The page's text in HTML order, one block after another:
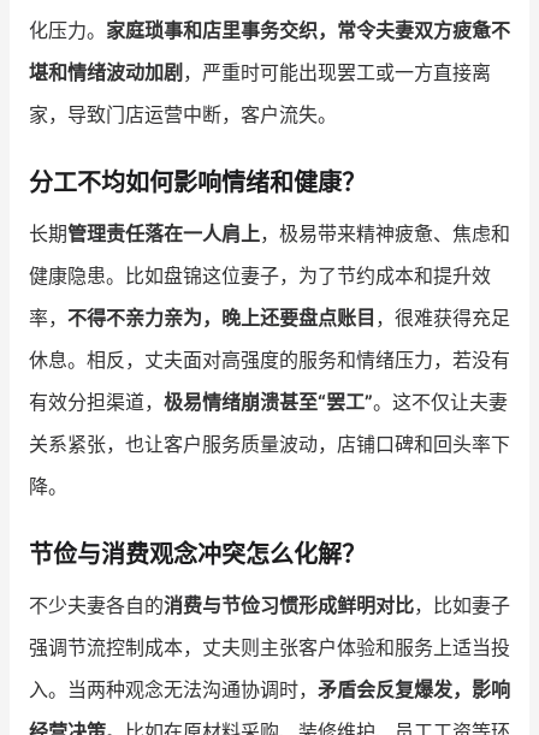
认证服务商 设计服务商
化压力。 家庭琐事和店里事务交织，常令夫妻双方疲惫不
堪和情绪波动加剧 ，严重时可能出现罢工或一方直接离
家，导致门店运营中断，客户流失。
分工不均如何影响情绪和健康？
长期管理责任落在一人肩上，极易带来精神疲惫、焦虑和
健康隐患。比如盘锦这位妻子，为了节约成本和提升效
率， 不得不亲力亲为，晚上还要盘点账目 ，很难获得充足
休息。相反，丈夫面对高强度的服务和情绪压力，若没有
有效分担渠道， 极易情绪崩溃甚至“罢工”。这不仅让夫妻
关系紧张，也让客户服务质量波动，店铺口碑和回头率下
降。
节俭与消费观念冲突怎么化解？
不少夫妻各自的消费与节俭习惯形成鲜明对比，比如妻子
强调节流控制成本，丈夫则主张客户体验和服务上适当投
入。当两种观念无法沟通协调时， 矛盾会反复爆发，影响